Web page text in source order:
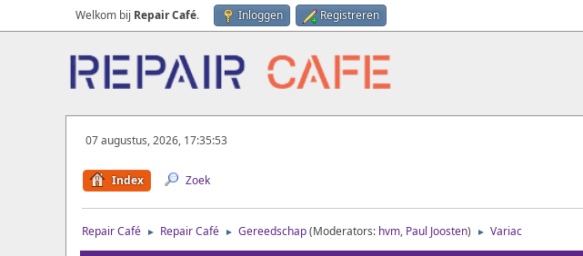
Welkom bij Repair Café. Inloggen Registreren
07 augustus, 2026, 17:35:53
Index Zoek
Repair Café ► Repair Café ► Gereedschap(Moderators: hvm, Paul Joosten) ► Variac